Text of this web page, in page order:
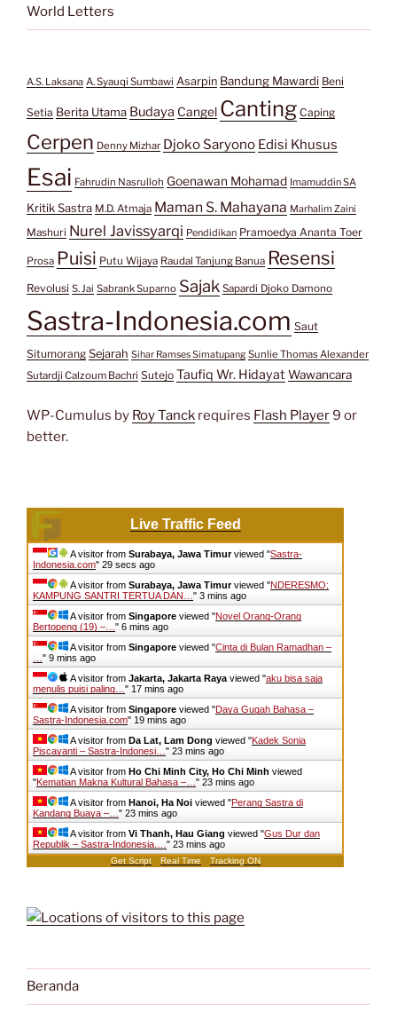
World Letters
A.S. Laksana A. Syauqi Sumbawi Asarpin Bandung Mawardi Beni
Setia Berita Utama Budaya Cangel Canting Caping
Cerpen Denny Mizhar Djoko Saryono Edisi Khusus
Esai Fahrudin Nasrulloh Goenawan Mohamad Imamuddin SA
Kritik Sastra M.D. Atmaja Maman S. Mahayana Marhalim Zaini
Mashuri Nurel Javissyarqi Pendidikan Pramoedya Ananta Toer
Prosa Puisi Putu Wijaya Raudal Tanjung Banua Resensi
Revolusi S. Jai Sabrank Suparno Sajak Sapardi Djoko Damono
Sastra-Indonesia.com Saut
Situmorang Sejarah Sihar Ramses Simatupang Sunlie Thomas Alexander
Sutardji Calzoum Bachri Sutejo Taufiq Wr. Hidayat Wawancara
WP-Cumulus by Roy Tanck requires Flash Player9 or
better.
Live Traffic Feed
A visitor from Surabaya, Jawa Timurviewed "Sastra-
Indonesia.com" 30 secs ago
A visitor from Surabaya, Jawa Timurviewed "NDERESMO;
KAMPUNG SANTRI TERTUA DAN… " 3 mins ago
A visitor from Singapore viewed "Novel Orang-Orang
Bertopeng (19) –… " 7 mins ago
A visitor from Singapore viewed "Cinta di Bulan Ramadhan –
" 9 mins ago
A visitor from Jakarta, Jakarta Raya viewed "aku bisa saja
menulis puisi paling… " 17 mins ago
A visitor from Singapore viewed "Daya Gugah Bahasa –
Sastra-Indonesia.com" 19 mins ago
A visitor from Da Lat, Lam Dong viewed "Kadek Sonia
Piscayanti – Sastra-Indonesi… " 23 mins ago
A visitor from Ho Chi Minh City, Ho Chi Minh viewed
"Kematian Makna Kultural Bahasa –… " 23 mins ago
A visitor from Hanoi, Ha Noi viewed "Perang Sastra di
Kandang Buaya –… " 23 mins ago
A visitor from Vi Thanh, Hau Giang viewed "Gus Dur dan
Republik – Sastra-Indonesia.… " 23 mins ago
Get Script Real Time Tracking ON
Beranda